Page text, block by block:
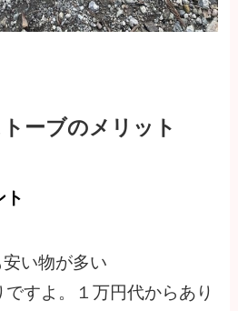
ーブのメリット
ト
い物が多い
すよ。１万円代からあり